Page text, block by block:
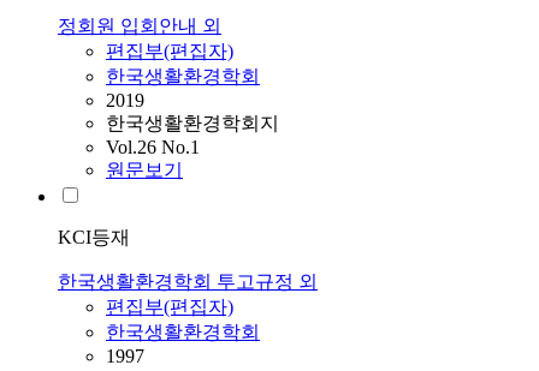
정회원 입회안내 외
편집부(편집자)
한국생활환경학회
2019
한국생활환경학회지
Vol.26 No.1
원문보기
KCI등재
한국생활환경학회 투고규정 외
편집부(편집자)
한국생활환경학회
1997